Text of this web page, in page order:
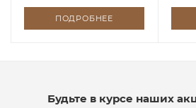
ПОДРОБНЕЕ
Будьте в курсе наших